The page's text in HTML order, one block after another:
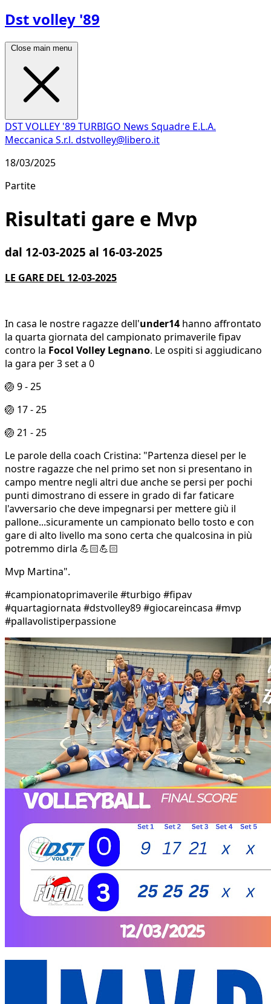
Dst volley '89
Close main menu
DST VOLLEY '89 TURBIGO News Squadre E.L.A.
Meccanica S.r.l. dstvolley@libero.it
18/03/2025
Partite
Risultati gare e Mvp
dal 12-03-2025 al 16-03-2025
LE GARE DEL 12-03-2025
In casa le nostre ragazze dell'under14 hanno affrontato
la quarta giornata del campionato primaverile fipav
contro la Focol Volley Legnano. Le ospiti si aggiudicano
la gara per 3 set a 0
🏐 9 - 25
🏐 17 - 25
🏐 21 - 25
Le parole della coach Cristina: "Partenza diesel per le
nostre ragazze che nel primo set non si presentano in
campo mentre negli altri due anche se persi per pochi
punti dimostrano di essere in grado di far faticare
l'avversario che deve impegnarsi per mettere giù il
pallone...sicuramente un campionato bello tosto e con
gare di alto livello ma sono certa che qualcosina in più
potremmo dirla 💪🏻💪🏻
Mvp Martina".
#campionatoprimaverile #turbigo #fipav
#quartagiornata #dstvolley89 #giocareincasa #mvp
#pallavolistiperpassione